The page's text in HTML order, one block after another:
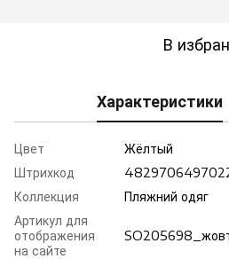
В
Характеристики
Цвет
Жёлтый
Штрихкод
Коллекция
Пляжний одяг
Артикул для
отображения
на сайте